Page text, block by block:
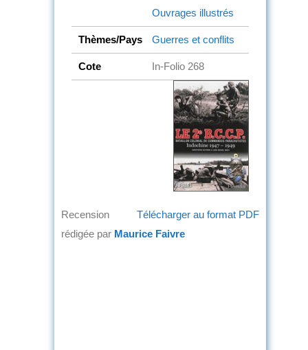
Ouvrages illustrés
Thèmes/Pays Guerres et conflits
Cote In-Folio 268
Télécharger au format PDF
Recension
rédigée par Maurice Faivre